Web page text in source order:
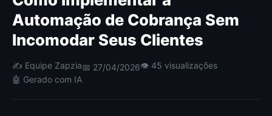
Automação de Cobrança Sem
Incomodar Seus Clientes
✍️ Equipe Zapzia📅 27/04/2026👁 45 visualizações
🤖 Gerado com IA